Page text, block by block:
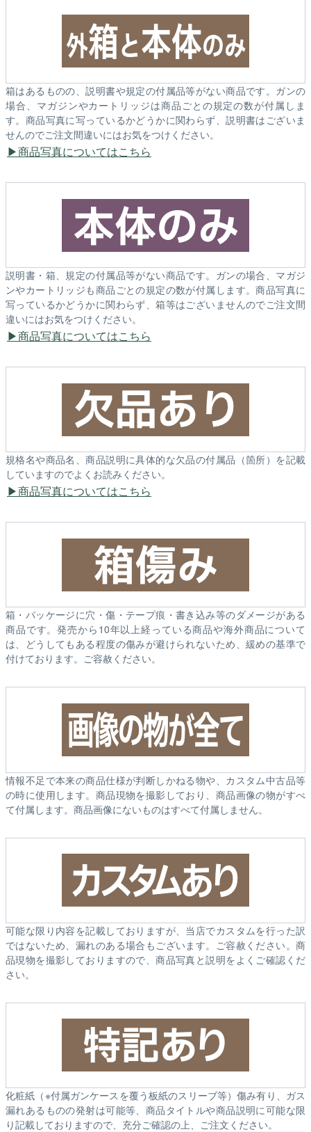
箱はあるものの、説明書や規定の付属品等がない商品です。ガンの
場合、マガジンやカートリッジは商品ごとの規定の数が付属しま
す。商品写真に写っているかどうかに関わらず、説明書はございま
せんのでご注文間違いにはお気をつけください。
商品写真についてはこちら
説明書・箱、規定の付属品等がない商品です。ガンの場合、マガジ
ンやカートリッジも商品ごとの規定の数が付属します。商品写真に
写っているかどうかに関わらず、箱等はございませんのでご注文間
違いにはお気をつけください。
商品写真についてはこちら
規格名や商品名、商品説明に具体的な欠品の付属品（箇所）を記載
していますのでよくお読みください。
商品写真についてはこちら
箱・パッケージに穴・傷・テープ痕・書き込み等のダメージがある
商品です。発売から10年以上経っている商品や海外商品について
は、どうしてもある程度の傷みが避けられないため、緩めの基準で
付けております。ご容赦ください。
情報不足で本来の商品仕様が判断しかねる物や、カスタム中古品等
の時に使用します。商品現物を撮影しており、商品画像の物がすべ
て付属します。商品画像にないものはすべて付属しません。
可能な限り内容を記載しておりますが、当店でカスタムを行った訳
ではないため、漏れのある場合もございます。ご容赦ください。商
品現物を撮影しておりますので、商品写真と説明をよくご確認くだ
さい。
化粧紙（※付属ガンケースを覆う板紙のスリーブ等）傷み有り、ガス
漏れあるものの発射は可能等、商品タイトルや商品説明に可能な限
り記載しておりますので、充分ご確認の上、ご注文ください。